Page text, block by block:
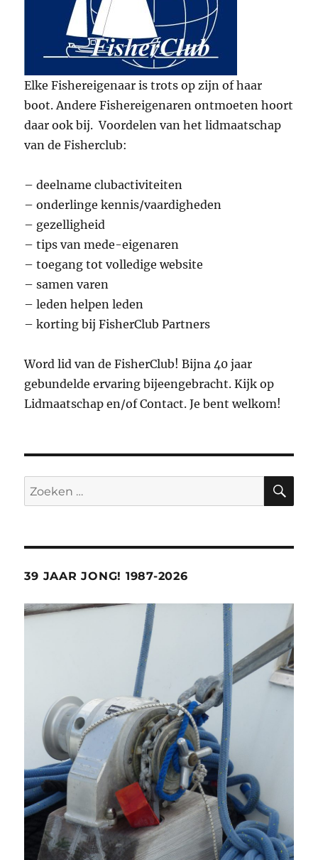
Elke Fishereigenaar is trots op zijn of haar
boot. Andere Fishereigenaren ontmoeten hoort
daar ook bij. Voordelen van het lidmaatschap
van de Fisherclub:
– deelname clubactiviteiten
– onderlinge kennis/vaardigheden
– gezelligheid
– tips van mede-eigenaren
– toegang tot volledige website
– samen varen
– leden helpen leden
– korting bij FisherClub Partners
Word lid van de FisherClub! Bijna 40 jaar
gebundelde ervaring bijeengebracht. Kijk op
Lidmaatschap en/of Contact. Je bent welkom!
Zoeken
naar:
39 JAAR JONG! 1987-2026